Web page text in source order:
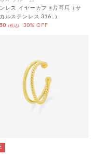
レス イヤーカフ ※片耳用（サ
ルステンレス 316L）
(税込) 30% OFF